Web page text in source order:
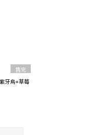
售完
牙烏+草莓